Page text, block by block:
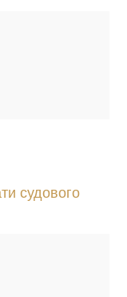
судового